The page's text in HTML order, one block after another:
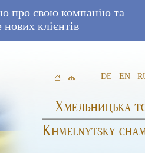
про свою компанію та
клієнтів
DE EN